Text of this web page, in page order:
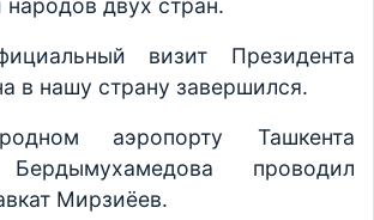
народов двух стран.
визит Президента
в нашу страну завершился.
аэропорту Ташкента
Бердымухамедова проводил
Мирзиёев.